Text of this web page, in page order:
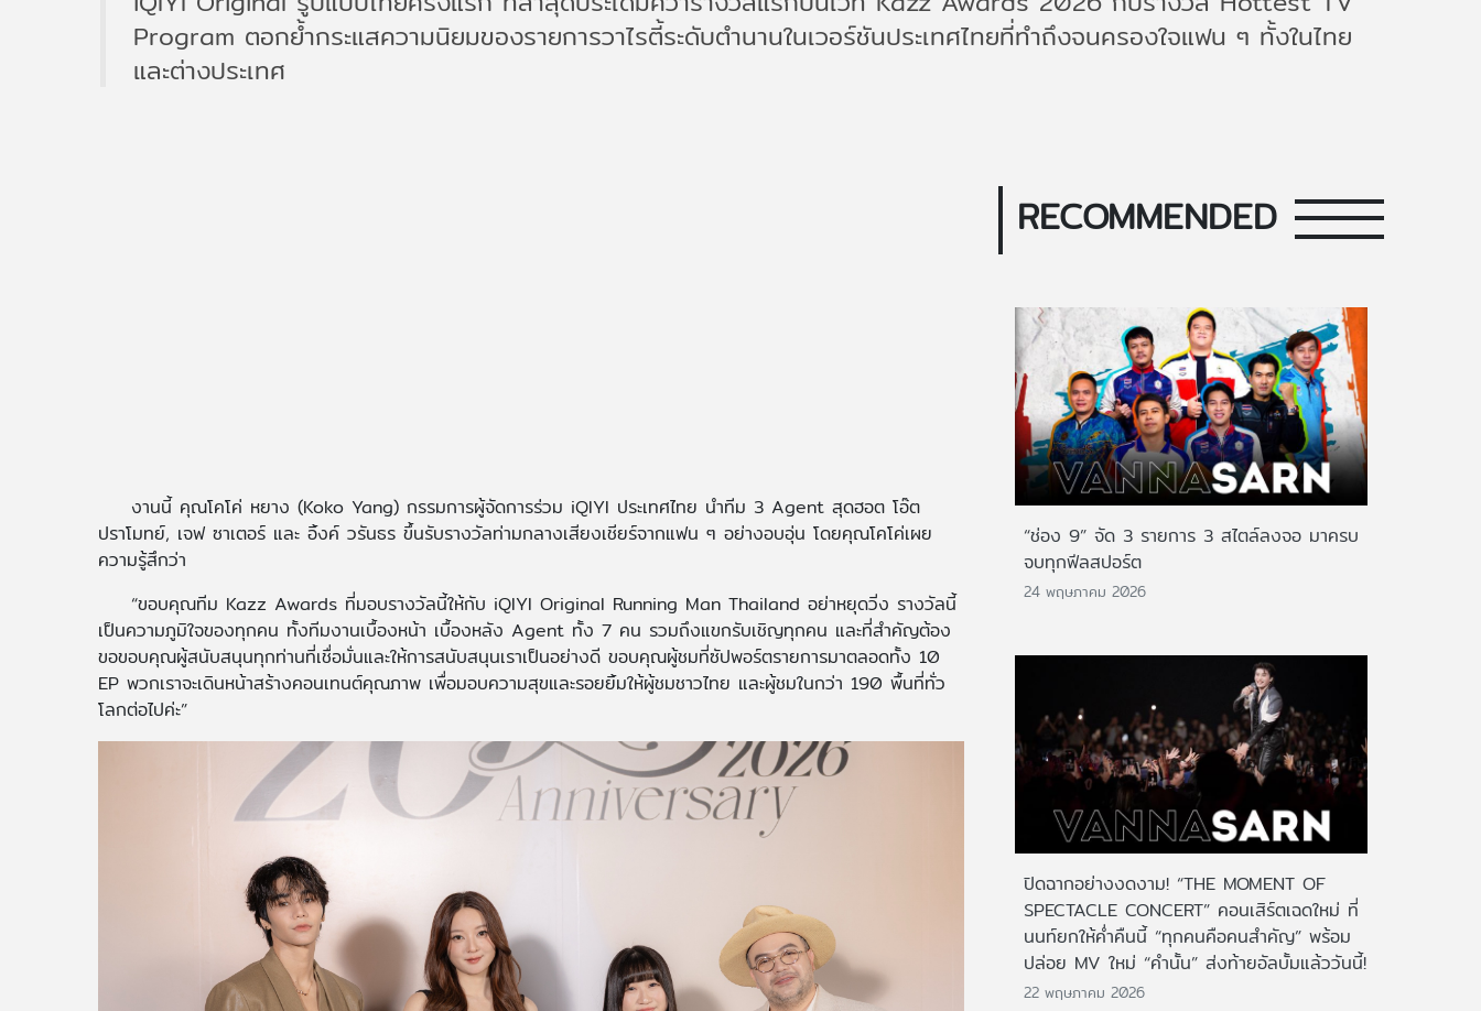
Program ตอกย้ำกระแสความนิยมของรายการวาไรตี้ระดับตำนานในเวอร์ชันประเทศไทยที่ทำถึงจนครองใจแฟน ๆ ทั้งในไทย
และต่างประเทศ
งานนี้ คุณโคโค่ หยาง (Koko Yang) กรรมการผู้จัดการร่วม iQIYI ประเทศไทย นำทีม 3 Agent สุดฮอต โอ๊ต
ปราโมทย์, เจฟ ซาเตอร์ และ อิ้งค์ วรันธร ขึ้นรับรางวัลท่ามกลางเสียงเชียร์จากแฟน ๆ อย่างอบอุ่น โดยคุณโคโค่เผย
ความรู้สึกว่า
“ขอบคุณทีม Kazz Awards ที่มอบรางวัลนี้ให้กับ iQIYI Original Running Man Thailand อย่าหยุดวิ่ง รางวัลนี้
เป็นความภูมิใจของทุกคน ทั้งทีมงานเบื้องหน้า เบื้องหลัง Agent ทั้ง 7 คน รวมถึงแขกรับเชิญทุกคน และที่สำคัญต้อง
ขอขอบคุณผู้สนับสนุนทุกท่านที่เชื่อมั่นและให้การสนับสนุนเราเป็นอย่างดี ขอบคุณผู้ชมที่ซัปพอร์ตรายการมาตลอดทั้ง 10
EP พวกเราจะเดินหน้าสร้างคอนเทนต์คุณภาพ เพื่อมอบความสุขและรอยยิ้มให้ผู้ชมชาวไทย และผู้ชมในกว่า 190 พื้นที่ทั่ว
โลกต่อไปค่ะ”
RECOMMENDED
“ช่อง 9” จัด 3 รายการ 3 สไตล์ลงจอ มาครบ
จบทุกฟีลสปอร์ต
24 พฤษภาคม 2026
ปิดฉากอย่างงดงาม! “THE MOMENT OF
SPECTACLE CONCERT” คอนเสิร์ตเฉดใหม่ ที่
นนท์ยกให้ค่ำคืนนี้ “ทุกคนคือคนสำคัญ” พร้อม
ปล่อย MV ใหม่ “คำนั้น” ส่งท้ายอัลบั้มแล้ววันนี้!
22 พฤษภาคม 2026